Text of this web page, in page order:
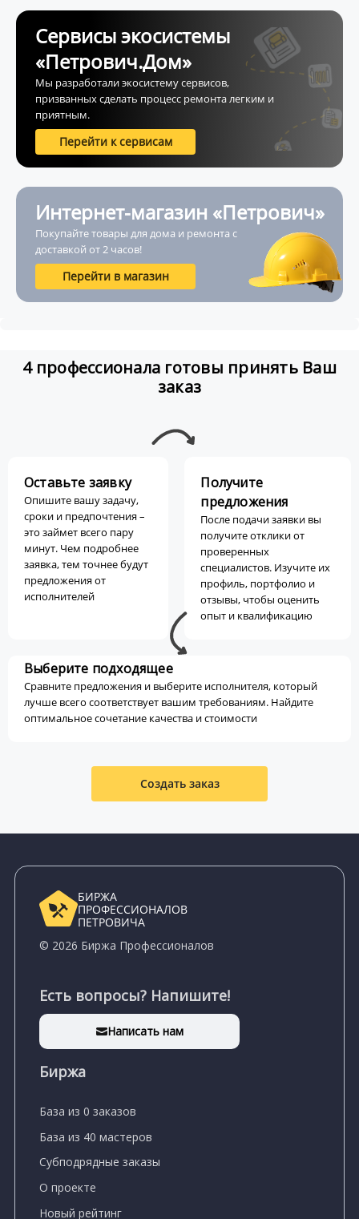
Сервисы экосистемы
«Петрович.Дом»
Мы разработали экосистему сервисов,
призванных сделать процесс ремонта легким и
приятным.
Перейти к сервисам
Интернет-магазин «Петрович»
Покупайте товары для дома и ремонта с
доставкой от 2 часов!
Перейти в магазин
4 профессионала готовы принять Ваш
заказ
Оставьте заявку
Опишите вашу задачу,
сроки и предпочтения –
это займет всего пару
минут. Чем подробнее
заявка, тем точнее будут
предложения от
исполнителей
Получите
предложения
После подачи заявки вы
получите отклики от
проверенных
специалистов. Изучите их
профиль, портфолио и
отзывы, чтобы оценить
опыт и квалификацию
Выберите подходящее
Сравните предложения и выберите исполнителя, который
лучше всего соответствует вашим требованиям. Найдите
оптимальное сочетание качества и стоимости
Создать заказ
БИРЖА
ПРОФЕССИОНАЛОВ
ПЕТРОВИЧА
© 2026 Биржа Профессионалов
Есть вопросы? Напишите!
Написать нам
Биржа
База из 0 заказов
База из 40 мастеров
Субподрядные заказы
О проекте
Новый рейтинг